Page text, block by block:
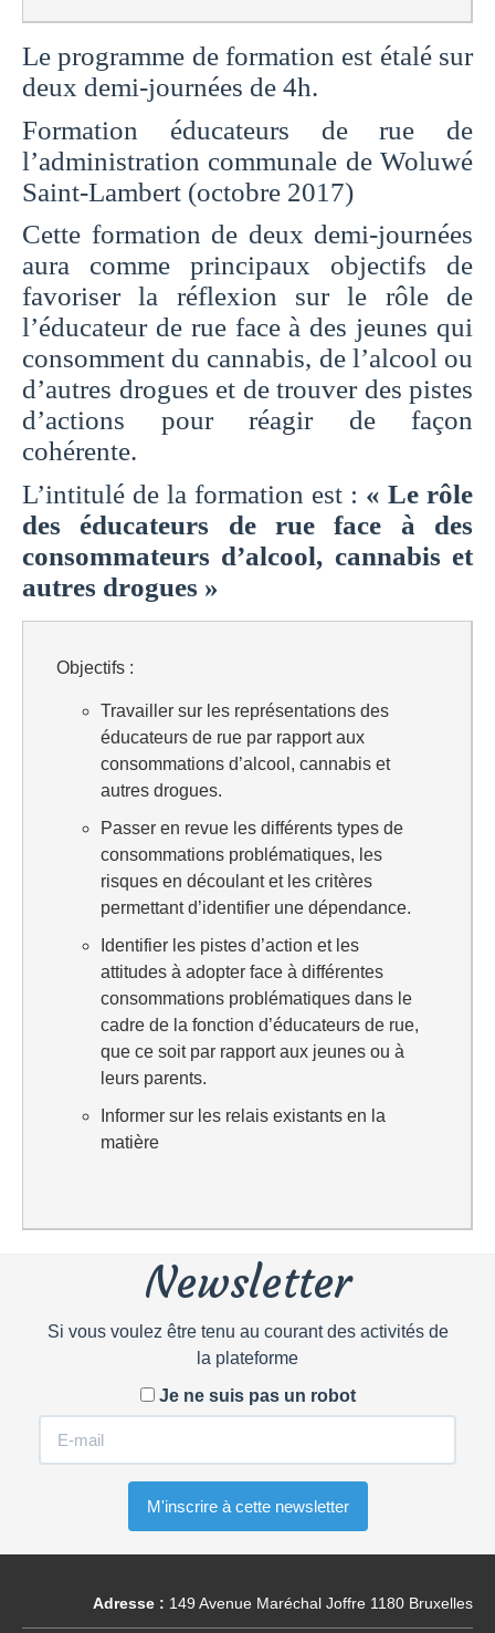
Le programme de formation est étalé sur
deux demi-journées de 4h.
Formation éducateurs de rue de
l’administration communale de Woluwé
Saint-Lambert (octobre 2017)
Cette formation de deux demi-journées
aura comme principaux objectifs de
favoriser la réflexion sur le rôle de
l’éducateur de rue face à des jeunes qui
consomment du cannabis, de l’alcool ou
d’autres drogues et de trouver des pistes
d’actions pour réagir de façon
cohérente.
L’intitulé de la formation est : « Le rôle
des éducateurs de rue face à des
consommateurs d’alcool, cannabis et
autres drogues »
Objectifs :
Travailler sur les représentations des
éducateurs de rue par rapport aux
consommations d’alcool, cannabis et
autres drogues.
Passer en revue les différents types de
consommations problématiques, les
risques en découlant et les critères
permettant d’identifier une dépendance.
Identifier les pistes d’action et les
attitudes à adopter face à différentes
consommations problématiques dans le
cadre de la fonction d’éducateurs de rue,
que ce soit par rapport aux jeunes ou à
leurs parents.
Informer sur les relais existants en la
matière
Newsletter
Si vous voulez être tenu au courant des activités de
la plateforme
Je ne suis pas un robot
Adresse : 149 Avenue Maréchal Joffre 1180 Bruxelles